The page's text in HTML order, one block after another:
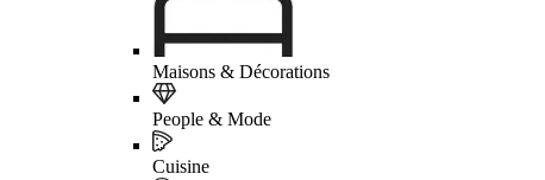
Maisons & Décorations
People & Mode
Cuisine